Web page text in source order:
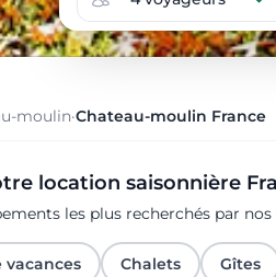
moulin·Chateau-moulin France
location saisonnière
les plus recherchés par
vacances Chalets Gîtes